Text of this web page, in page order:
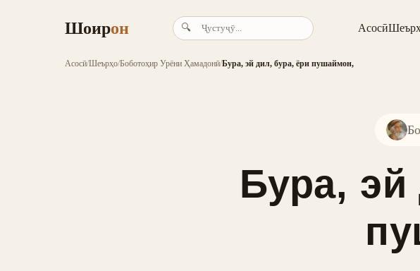
Шоирон 🔍 Асосӣ
Асосӣ/Шеърҳо/Боботоҳир Урёни Ҳамадонӣ/Бура, эй дил, бура, ёри пушаймон,
Бура,